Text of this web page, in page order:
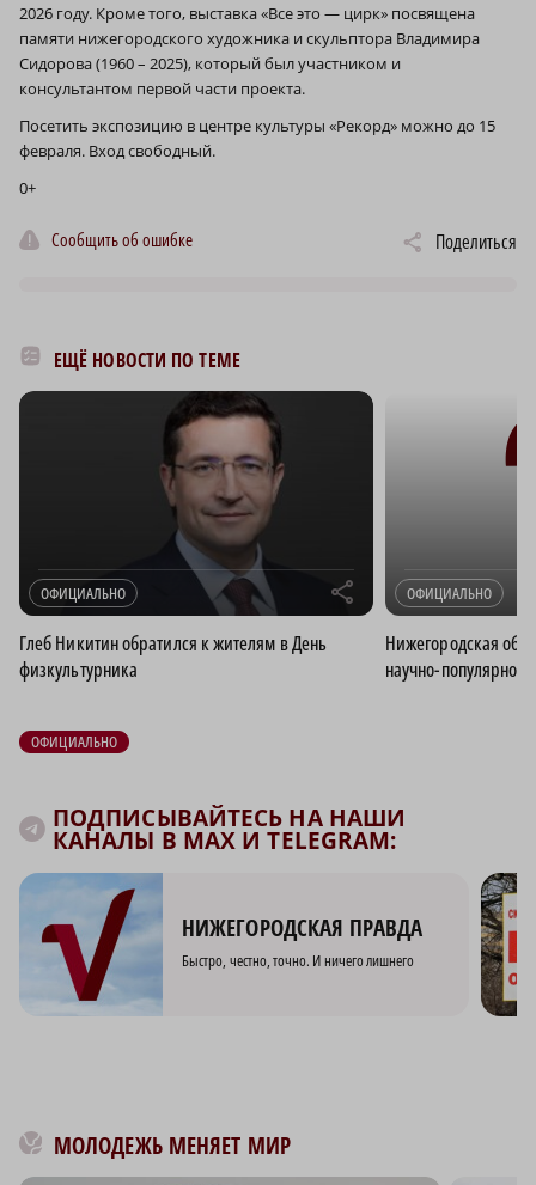
2026 году. Кроме того, выставка «Все это — цирк» посвящена
памяти нижегородского художника и скульптора Владимира
Сидорова (1960 – 2025), который был участником и
консультантом первой части проекта.
Посетить экспозицию в центре культуры «Рекорд» можно до 15
февраля. Вход свободный.
0+
Сообщить об ошибке Поделиться
ЕЩЁ НОВОСТИ ПО ТЕМЕ
ОФИЦИАЛЬНО r
Глеб Никитин обратился к жителям в День
физкультурника
ОФИЦИАЛЬНО
Нижегородская
научно-
ОФИЦИАЛЬНО
ПОДПИСЫВАЙТЕСЬ НА НАШИ
КАНАЛЫ В MAX И TELEGRAM:
НИЖЕГОРОДСКАЯ ПРАВДА
Быстро, честно, точно. И ничего лишнего
МОЛОДЕЖЬ МЕНЯЕТ МИР